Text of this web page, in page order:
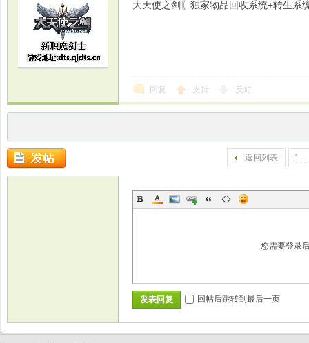
大天使之剑〖独家物品回收系统+转生
回复 支持 反对
1 ...
返回列表
您需要登录
发表回复 回帖后跳转到最后一页